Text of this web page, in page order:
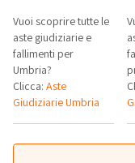
Vuoi scoprire tutte le
aste giudiziarie e
fallimenti per
Umbria?
Clicca: Aste
Giudiziarie Umbria